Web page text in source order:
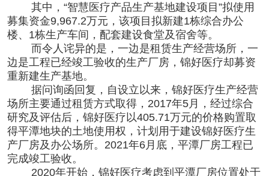
其中，“智慧医疗产品生产基地建设项目”拟使用
募集资金9,967.2万元，该项目拟新建1栋综合办公
楼、1栋生产车间，配套建设食堂及宿舍等。
而令人诧异的是，一边是租赁生产经营场所，一
边是工程已经竣工验收的生产厂房，锦好医疗却募资
重新建生产基地。
据问询函回复，自设立以来，锦好医疗生产经营
场所主要通过租赁方式取得，2017年5月，经过综合
研究及评估后，锦好医疗以405.71万元的价格购置取
得平潭地块的土地使用权，计划用于建设锦好医疗生
产厂房及办公场所。2021年6月底，平潭厂房工程已
完成竣工验收。
2020年开始，锦好医疗考虑到平潭厂房位置处于